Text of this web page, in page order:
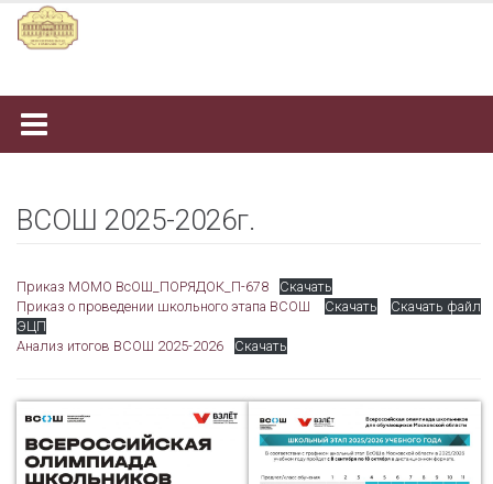
Наверх
ВСОШ 2025-2026г.
Приказ МОМО ВсОШ_ПОРЯДОК_П-678
Скачать
Приказ о проведении школьного этапа ВСОШ
Скачать
Скачать файл
ЭЦП
Анализ итогов ВСОШ 2025-2026
Скачать